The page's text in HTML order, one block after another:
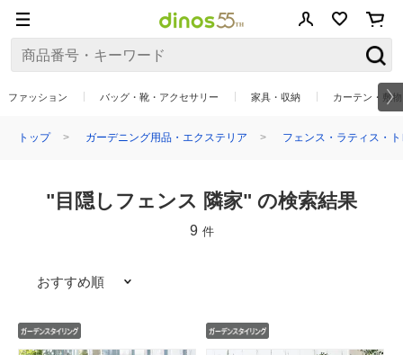
ファッション バッグ・靴・アクセサリー 家具・収納 カーテン・敷
トップ ガーデニング用品・エクステリア フェンス・ラティス・
"目隠しフェンス 隣家" の検索結果
9 件
おすすめ順